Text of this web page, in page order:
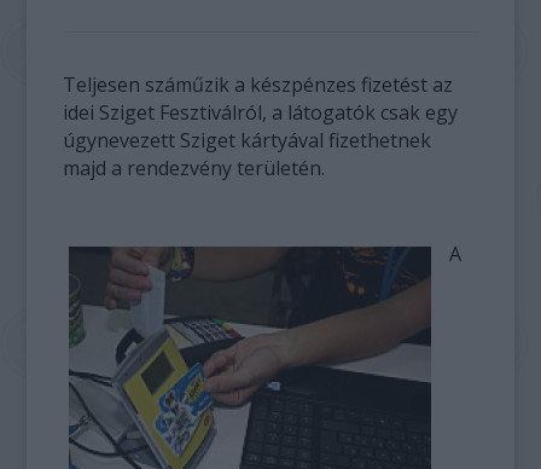
Teljesen száműzik a készpénzes fizetést az
idei Sziget Fesztiválról, a látogatók csak egy
úgynevezett Sziget kártyával fizethetnek
majd a rendezvény területén.
A